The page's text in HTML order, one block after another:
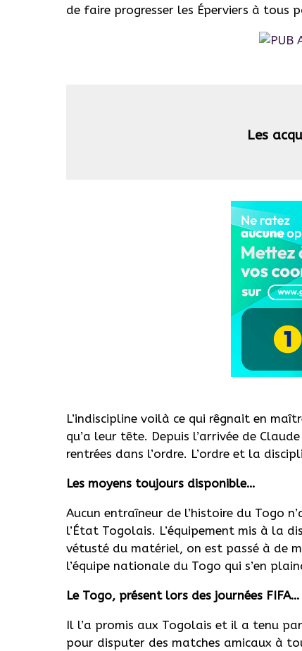
de faire progresser les Éperviers à tous
Les
L’indiscipline voilà ce qui rêgnait en
qu’a leur tête. Depuis l’arrivée de
rentrées dans l’ordre. L’ordre et la
Les moyens toujours disponible…
Aucun entraîneur de l’histoire du Togo
l’État Togolais. L’équipement mis à la
vétusté du matériel, on est passé à de
l’équipe nationale du Togo qui s’en
Le Togo, présent lors des journées FIFA…
Il l’a promis aux Togolais et il a tenu
pour disputer des matches amicaux à